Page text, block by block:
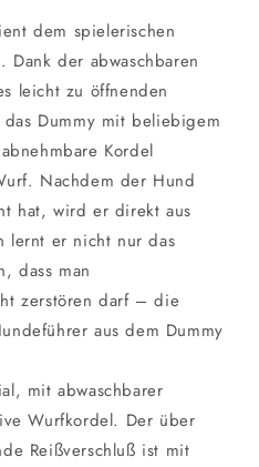
dem spielerischen
Dank der abwaschbaren
leicht zu öffnenden
das Dummy mit beliebigem
Kordel
Nachdem der Hund
hat, wird er direkt aus
lernt er nicht nur das
dass man
zerstören darf – die
aus dem Dummy
mit abwaschbarer
Wurfkordel. Der über
Reißverschluß ist mit